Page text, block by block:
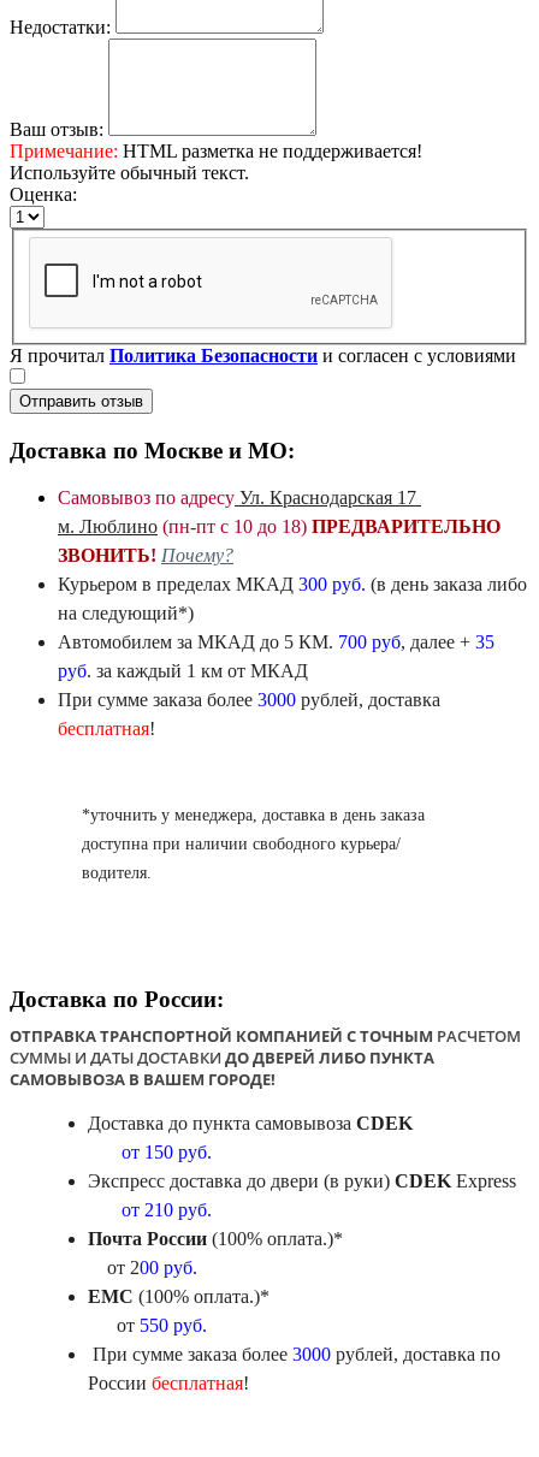
Недостатки:
Ваш отзыв:
Примечание: HTML разметка не поддерживается!
Используйте обычный текст.
Оценка:
Я прочитал Политика Безопасности и согласен с условиями
Отправить отзыв
Доставка по Москве и МО:
Самовывоз по адресу Ул. Краснодарская 17
м. Люблино (пн-пт с 10 до 18) ПРЕДВАРИТЕЛЬНО
ЗВОНИТЬ! Почему?
Курьером в пределах МКАД 300 руб. (в день заказа либо
на следующий*)
Автомобилем за МКАД до 5 КМ. 700 руб, далее + 35
руб. за каждый 1 км от МКАД
При сумме заказа более 3000 рублей, доставка
бесплатная!
*уточнить у менеджера, доставка в день заказа
доступна при наличии свободного курьера/
водителя.
Доставка по России:
ОТПРАВКА ТРАНСПОРТНОЙ КОМПАНИЕЙ С ТОЧНЫМ РАСЧЕТОМ
СУММЫ И ДАТЫ ДОСТАВКИ ДО ДВЕРЕЙ ЛИБО ПУНКТА
САМОВЫВОЗА В ВАШЕМ ГОРОДЕ!
Доставка до пункта самовывоза CDEK
от 150 руб.
Экспресс доставка до двери (в руки) CDEK Express
от 210 руб.
Почта России (100% оплата.)*
от 200 руб.
ЕМС (100% оплата.)*
от 550 руб.
При сумме заказа более 3000 рублей, доставка по
России бесплатная!